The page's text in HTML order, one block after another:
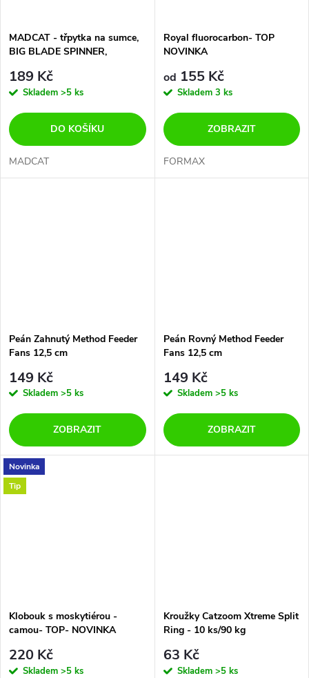
MADCAT - třpytka na sumce,
BIG BLADE SPINNER,
189 Kč
Skladem >5 ks
DO KOŠÍKU
MADCAT
Royal fluorocarbon- TOP
NOVINKA
od 155 Kč
Skladem 3 ks
ZOBRAZIT
FORMAX
Peán Zahnutý Method Feeder
Fans 12,5 cm
149 Kč
Skladem >5 ks
ZOBRAZIT
Peán Rovný Method Feeder
Fans 12,5 cm
149 Kč
Skladem >5 ks
ZOBRAZIT
Novinka
Tip
Klobouk s moskytiérou -
camou- TOP- NOVINKA
220 Kč
Skladem >5 ks
Kroužky Catzoom Xtreme Split
Ring - 10 ks/90 kg
63 Kč
Skladem >5 ks